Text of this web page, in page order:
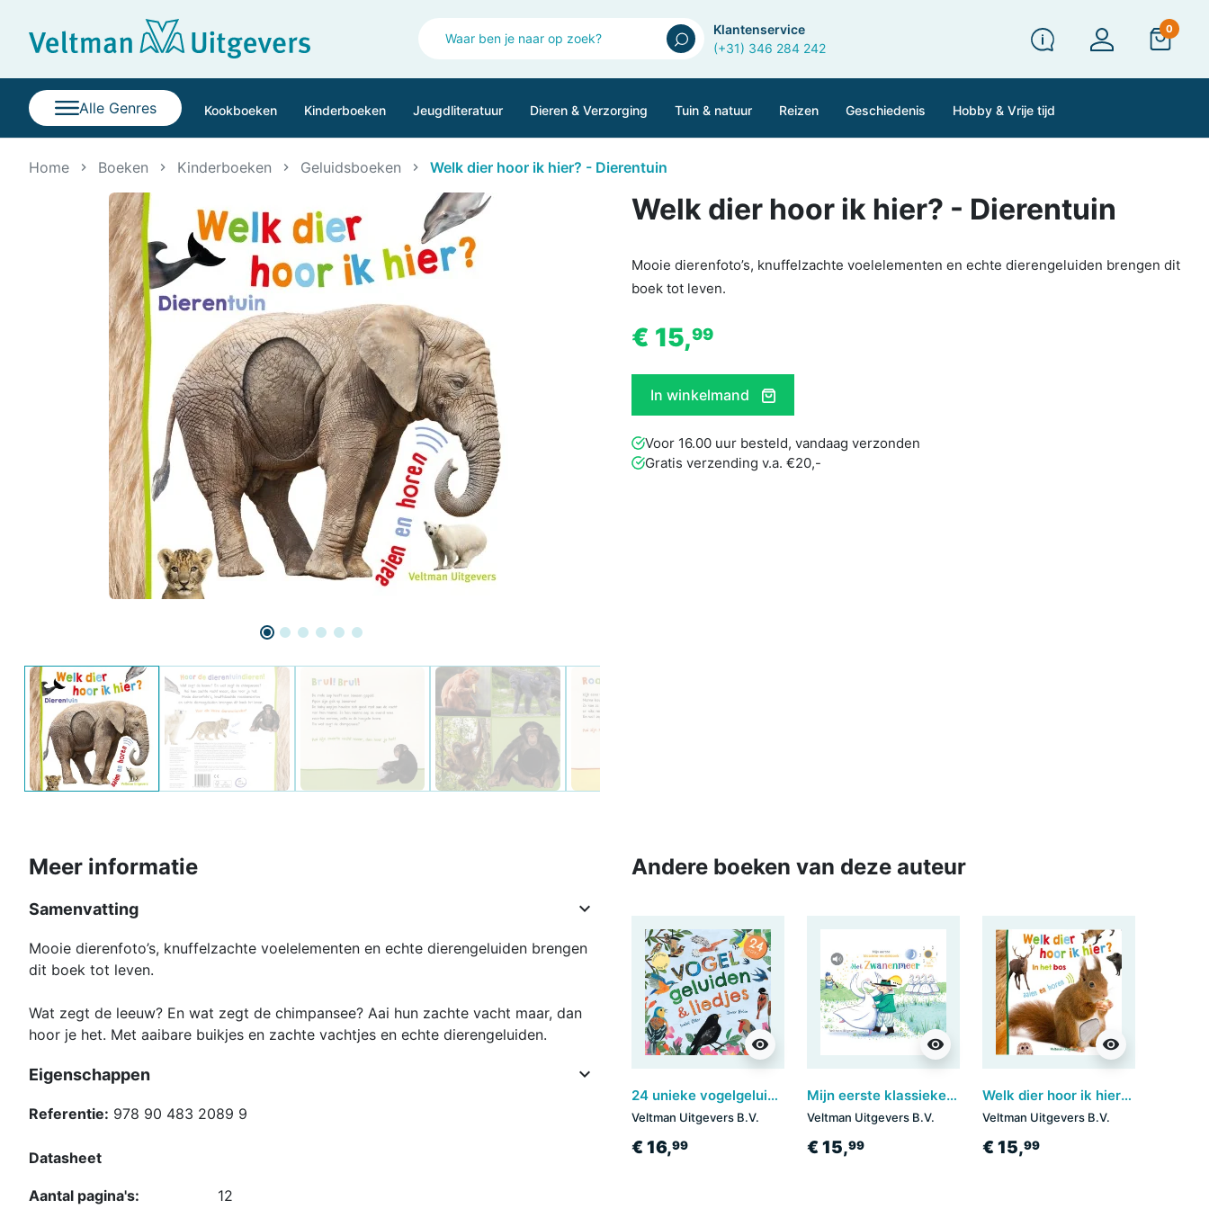
Klantenservice
(+31) 346 284 242
0
Alle Genres Kookboeken Kinderboeken Jeugdliteratuur Dieren & Verzorging Tuin & natuur Reizen Geschiedenis Hobby & Vrije tijd
Home Boeken Kinderboeken Geluidsboeken Welk dier hoor ik hier? - Dierentuin
Welk dier hoor ik hier? - Dierentuin
Mooie dierenfoto’s, knuffelzachte voelelementen en echte dierengeluiden brengen dit
boek tot leven.
€ 15,99
In winkelmand
Voor 16.00 uur besteld, vandaag verzonden
Gratis verzending v.a. €20,-
Meer informatie
Samenvatting 
Mooie dierenfoto’s, knuffelzachte voelelementen en echte dierengeluiden brengen
dit boek tot leven.
Wat zegt de leeuw? En wat zegt de chimpansee? Aai hun zachte vacht maar, dan
hoor je het. Met aaibare buikjes en zachte vachtjes en echte dierengeluiden.
Eigenschappen 
Referentie: 978 90 483 2089 9
Datasheet
Aantal pagina's: 12
Andere boeken van deze auteur
visibility
24 unieke vogelgeluiden & liedjes
Veltman Uitgevers B.V.
€ 16,99
visibility
Mijn eerste klassieke-muziekboek - Het zwanenmeer
Veltman Uitgevers B.V.
€ 15,99
visibility
Welk dier hoor ik hier? - in het bos
Veltman Uitgevers B.V.
€ 15,99